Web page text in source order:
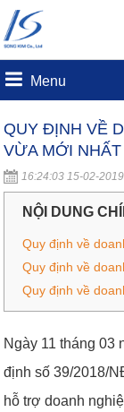
Menu
QUY ĐỊNH VỀ
VỪA MỚI NHẤT
16:24:03 15-02-
NỘI DUNG
Quy định về
Quy định về
Quy định về
Ngày 11 tháng 03
định số 39/2018/
hỗ trợ doanh